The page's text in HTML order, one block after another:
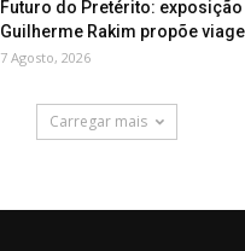
Futuro do Pretérito:
Guilherme Rakim propõe
7 Agosto, 2026
Carregar mais